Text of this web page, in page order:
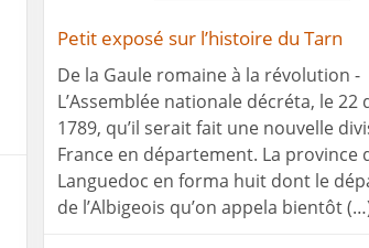
Petit exposé sur l’histoire du Tarn
De la Gaule romaine à la révolution -
L’Assemblée nationale décréta, le 22
1789, qu’il serait fait une nouvelle
France en département. La province
Languedoc en forma huit dont le
de l’Albigeois qu’on appela bientôt